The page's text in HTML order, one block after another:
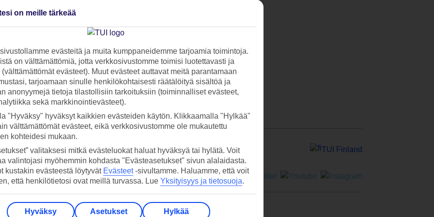
Portimão
Valitettavasti hotelleja ei tällä hetkellä ole myynnissä
uutiskirje>
TUI Finland
on meille tärkeää
evästeitä ja muita kumppaneidemme tarjoamia toimintoja.
on välttämättömiä, jotta verkkosivustomme toimisi luotettavasti ja
evästeet). Muut evästeet auttavat meitä parantamaan
tarjoamaan sinulle henkilökohtaisesti räätälöityä sisältöä ja
anonyymejä tietoja tilastollisiin tarkoituksiin (toiminnalliset evästeet,
sekä markkinointievästeet).
"Hyväksy" hyväksyt kaikkien evästeiden käytön. Klikkaamalla "Hylkää"
välttämättömät evästeet, eikä verkkosivustomme ole mukautettu
kohteidesi mukaan.
valitaksesi mitkä evästeluokat haluat hyväksyä tai hylätä. Voit
valintojasi myöhemmin kohdasta "Evästeasetukset" sivun alalaidasta.
kustakin evästeestä löytyvät Evästeet-sivultamme. Haluamme, että voit
että henkilötietosi ovat meillä turvassa. Lue Yksityisyys ja tietosuoja.
Hyväksy Asetukset Hylkää